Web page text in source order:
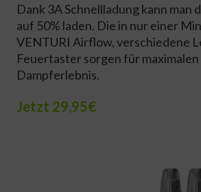
Dank 3A Schnellladung kann
auf 50% laden. Die in nur einer
VENTURI Airflow, verschiedene
Feuertaster sorgen für
Dampferlebnis.
Jetzt 29,95€